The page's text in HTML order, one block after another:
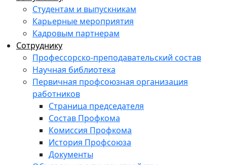
Студентам и выпускникам
Карьерные мероприятия
Кадровым партнерам
Сотруднику
Профессорско-преподавательский состав
Научная библиотека
Первичная профсоюзная организация
работников
Страница председателя
Состав Профкома
Комиссия Профкома
История Профсоюза
Документы